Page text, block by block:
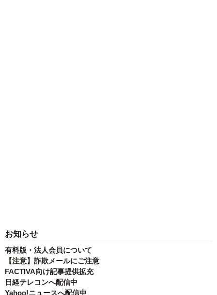
お知らせ
有料版・法人会員について
【注意】詐欺メールにご注意
FACTIVA向け記事提供拡充
日経テレコンへ配信中
Yahoo!ニュースへ配信中